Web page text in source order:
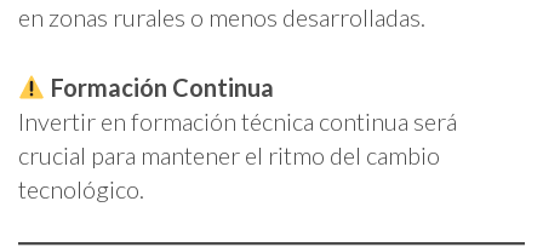
en zonas rurales o menos desarrolladas.
Formación Continua
Invertir en formación técnica continua será
crucial para mantener el ritmo del cambio
tecnológico.